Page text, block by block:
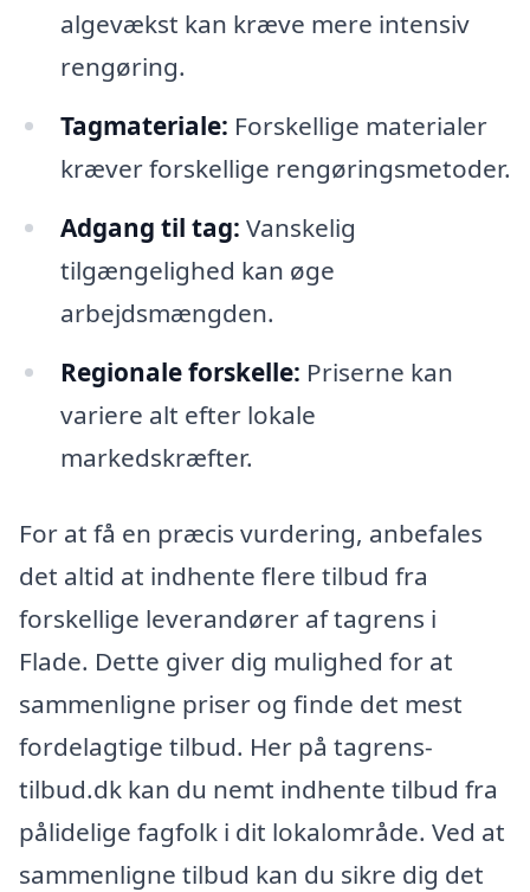
algevækst kan kræve mere intensiv
rengøring.
Tagmateriale: Forskellige materialer
kræver forskellige rengøringsmetoder.
Adgang til tag: Vanskelig
tilgængelighed kan øge
arbejdsmængden.
Regionale forskelle: Priserne kan
variere alt efter lokale
markedskræfter.
For at få en præcis vurdering, anbefales
det altid at indhente flere tilbud fra
forskellige leverandører af tagrens i
Flade. Dette giver dig mulighed for at
sammenligne priser og finde det mest
fordelagtige tilbud. Her på tagrens-
tilbud.dk kan du nemt indhente tilbud fra
pålidelige fagfolk i dit lokalområde. Ved at
sammenligne tilbud kan du sikre dig det